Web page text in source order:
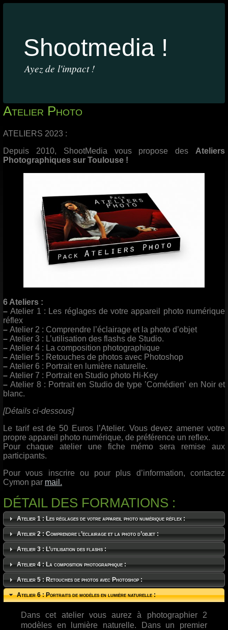
Shootmedia !
Ayez de l'impact !
Atelier Photo
ATELIERS 2023 :
Depuis 2010, ShootMedia vous propose des Ateliers
Photographiques sur Toulouse !
6 Ateliers :
– Atelier 1 : Les réglages de votre appareil photo numérique
réflex
– Atelier 2 : Comprendre l’éclairage et la photo d’objet
– Atelier 3 : L’utilisation des flashs de Studio.
– Atelier 4 : La composition photographique
– Atelier 5 : Retouches de photos avec Photoshop
– Atelier 6 : Portrait en lumière naturelle.
– Atelier 7 : Portrait en Studio photo Hi-Key
– Atelier 8 : Portrait en Studio de type ’Comédien’ en Noir et
blanc.
[Détails ci-dessous]
Le tarif est de 50 Euros l’Atelier. Vous devez amener votre
propre appareil photo numérique, de préférence un reflex.
Pour chaque atelier une fiche mémo sera remise aux
participants.
Pour vous inscrire ou pour plus d’information, contactez
Cymon par mail.
DÉTAIL DES FORMATIONS :
Atelier 1 : Les réglages de votre appareil photo numérique réflex :
Atelier 2 : Comprendre l’éclairage et la photo d’objet :
Atelier 3 : L’utilisation des flashs :
Atelier 4 : La composition photographique :
Atelier 5 : Retouches de photos avec Photoshop :
Atelier 6 : Portraits de modèles en lumière naturelle :
Dans cet atelier vous aurez à photographier 2
modèles en lumière naturelle. Dans un premier